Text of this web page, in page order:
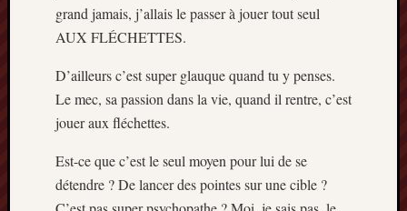
grand jamais, j’allais le passer à jouer tout seul
AUX FLÉCHETTES.
D’ailleurs c’est super glauque quand tu y penses.
Le mec, sa passion dans la vie, quand il rentre, c’est
jouer aux fléchettes.
Est-ce que c’est le seul moyen pour lui de se
détendre ? De lancer des pointes sur une cible ?